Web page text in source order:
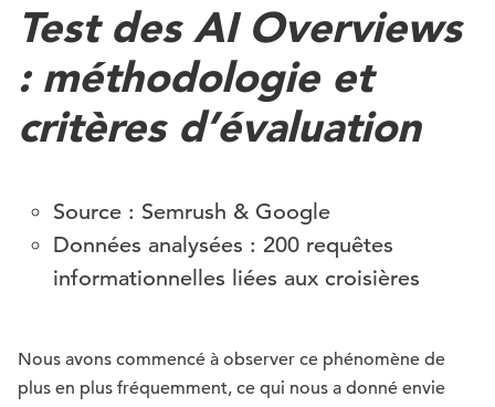
Test des AI Overviews
: méthodologie et
critères d’évaluation
Source : Semrush & Google
Données analysées : 200 requêtes
informationnelles liées aux croisières
Nous avons commencé à observer ce phénomène de
plus en plus fréquemment, ce qui nous a donné envie